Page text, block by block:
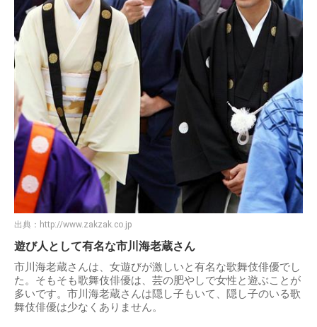
出典： http://www.zakzak.co.jp
遊び人として有名な市川海老蔵さん
市川海老蔵さんは、女遊びが激しいと有名な歌舞伎俳優でし
た。そもそも歌舞伎俳優は、芸の肥やしで女性と遊ぶことが
多いです。市川海老蔵さんは隠し子もいて、隠し子のいる歌
舞伎俳優は少なくありません。